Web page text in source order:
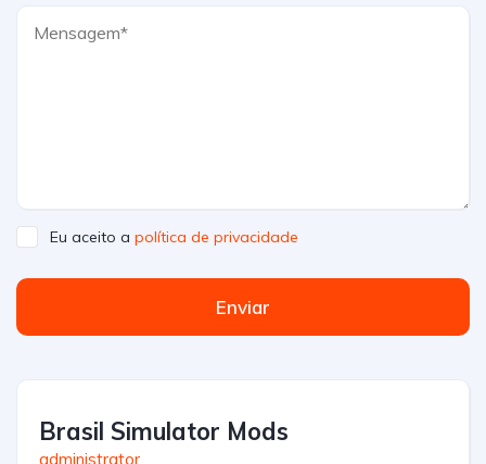
Eu aceito a política de privacidade
Enviar
Brasil Simulator Mods
administrator